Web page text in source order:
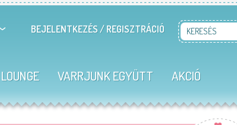
BEJELENTKEZÉS / REGISZTRÁCIÓ
VARRJUNK EGYÜTT AKCIÓ
KERESÉS